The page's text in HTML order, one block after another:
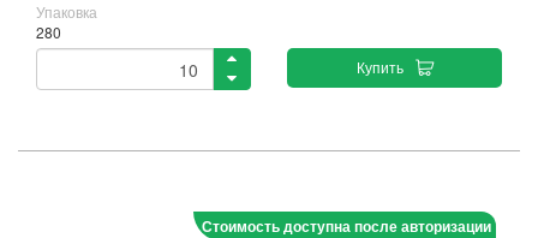
Упаковка
280
Купить
Стоимость доступна после авторизации